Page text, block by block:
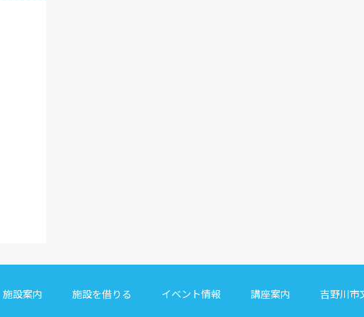
施設案内 施設を借りる イベント情報 講座案内 吉野川市